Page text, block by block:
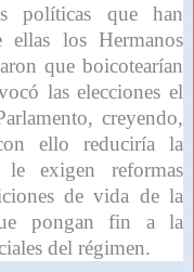
políticas que han
ellas los Hermanos
que boicotearían
las elecciones el
creyendo,
ello reduciría la
exigen reformas
de vida de la
pongan fin a la
del régimen.